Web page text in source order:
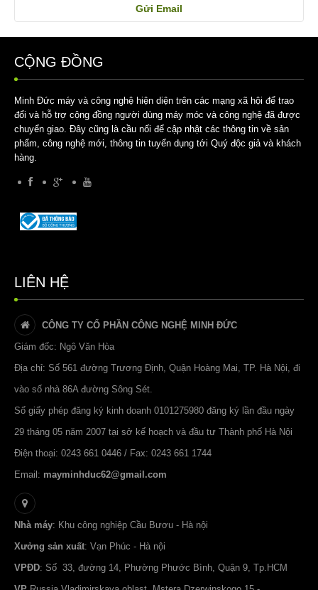
Gửi Email
Gửi Email. Tất cả các thông tin được
đánh dấu * là bắt buộc.
Tên*
Email
Tiêu đề*
Nội dung*
Gửi Email
CỘNG ĐỒNG
Minh Đức máy và công nghệ hiện diện trên các mạng xã hội để trao
đổi và hỗ trợ cộng đồng người dùng máy móc và công nghệ đã được
chuyển giao. Đây cũng là cầu nối để cập nhật các thông tin về sản
phẩm, công nghệ mới, thông tin tuyển dụng tới Quý độc giả và khách
hàng.
LIÊN HỆ
CÔNG TY CỔ PHẦN CÔNG NGHỆ MINH ĐỨC
Giám đốc: Ngô Văn Hòa
Địa chỉ: Số 561 đường Trương Định, Quận Hoàng Mai, TP. Hà Nội, đi
vào số nhà 86A đường Sông Sét.
Số giấy phép đăng ký kinh doanh 0101275980 đăng ký lần đầu ngày
29 tháng 05 năm 2007 tại sở kế hoạch và đầu tư Thành phố Hà Nội
Điện thoại: 0243 661 0446 / Fax: 0243 661 1744
Email: mayminhduc62@gmail.com
Nhà máy: Khu công nghiệp Cầu Bươu - Hà nội
Xưởng sản xuất: Vạn Phúc - Hà nội
VPĐD: Số 33, đường 14, Phường Phước Bình, Quận 9, Tp.HCM